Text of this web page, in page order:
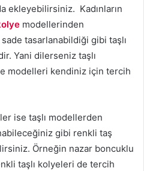
ekleyebilirsiniz. Kadınların
modellerinden
tasarlanabildiği gibi taşlı
Yani dilerseniz taşlı
modelleri kendiniz için tercih
ise taşlı modellerden
gibi renkli taş
Örneğin nazar boncuklu
taşlı kolyeleri de tercih